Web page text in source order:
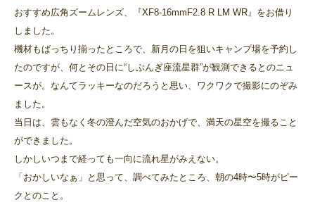
おすすめ広角ズームレンズ、『XF8-16mmF2.8 R LM WR』をお借り
しました。
機材もばっちり揃ったところで、新月の日を狙いキャンプ場を予約し
たのですが、何とその日に“しぶんぎ座流星群”が観測できるとのニュ
ースが。なんてラッキーなのだろうと思い、ワクワクで撮影にのぞみ
ました。
当日は、雲もなく冬の澄んだ空気のおかげで、満天の星空を撮ること
ができました。
しかしいつまで経っても一向に流れ星がみえない。
「おかしいなぁ」と思って、調べてみたところ、朝の4時〜5時がピー
クとのこと。